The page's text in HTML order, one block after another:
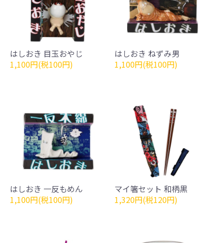
はしおき 目玉おやじ
1,100円(税100円)
はしおき ねずみ男
1,100円(税100円)
はしおき 一反もめん
1,100円(税100円)
マイ箸セット 和柄黒
1,320円(税120円)